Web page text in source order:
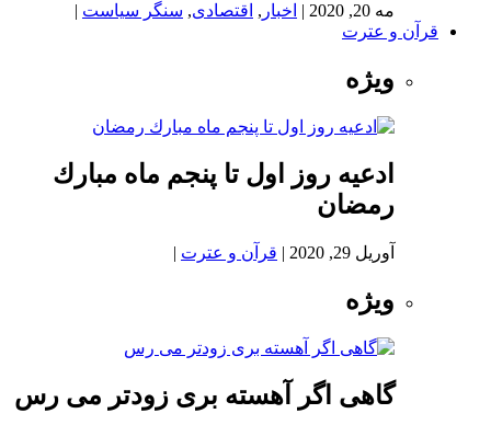
مه 20, 2020 | اخبار , اقتصادی, سنگر سیاست |
قرآن و عترت
ویژه
ادعيه روز اول تا پنجم ماه مبارك
رمضان
آوریل 29, 2020 | قرآن و عترت |
ویژه
گاهی اگر آهسته بری زودتر می رس